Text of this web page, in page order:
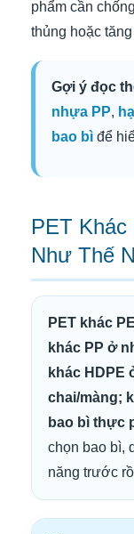
phẩm cần
thủng hoặc
Gợi ý đọc
nhựa PP,
bao bì để
PET Khác
Như Thế
PET khác
khác PP ở
khác HDPE
chai/màng;
bao bì thực
chọn bao bì,
năng trước